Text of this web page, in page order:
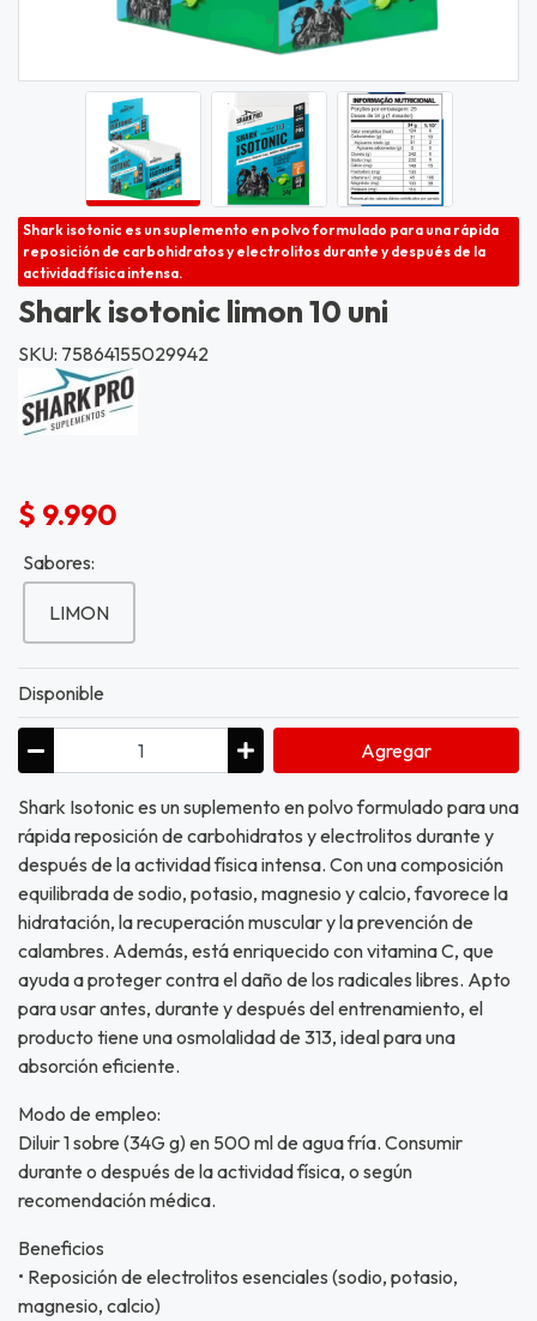
Shark isotonic es un suplemento en polvo formulado para una rápida
reposición de carbohidratos y electrolitos durante y después de la
actividad física intensa.
Shark isotonic limon 10 uni
SKU: 75864155029942
$ 9.990
Sabores:
LIMON
Disponible
Agregar
Shark Isotonic es un suplemento en polvo formulado para una
rápida reposición de carbohidratos y electrolitos durante y
después de la actividad física intensa. Con una composición
equilibrada de sodio, potasio, magnesio y calcio, favorece la
hidratación, la recuperación muscular y la prevención de
calambres. Además, está enriquecido con vitamina C, que
ayuda a proteger contra el daño de los radicales libres. Apto
para usar antes, durante y después del entrenamiento, el
producto tiene una osmolalidad de 313, ideal para una
absorción eficiente.
Modo de empleo:
Diluir 1 sobre (34G g) en 500 ml de agua fría. Consumir
durante o después de la actividad física, o según
recomendación médica.
Beneficios
• Reposición de electrolitos esenciales (sodio, potasio,
magnesio, calcio)